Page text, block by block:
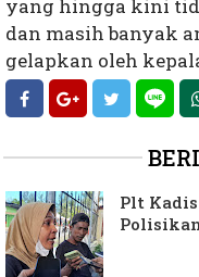
yang hingga kini
dan masih banyak
gelapkan oleh
Plt Kadis